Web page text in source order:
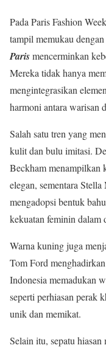
Pada Paris Fashion
tampil memukau dengan
Parismencerminkan
Mereka tidak hanya
mengintegrasikan
harmoni antara warisan
Salah satu tren yang
kulit dan bulu imitasi.
Beckham menampilkan
elegan, sementara
mengadopsi bentuk
kekuatan feminin dalam
Warna kuning juga
Tom Ford
Indonesia memadukan
seperti perhiasan perak
unik dan memikat.
Selain itu, sepatu